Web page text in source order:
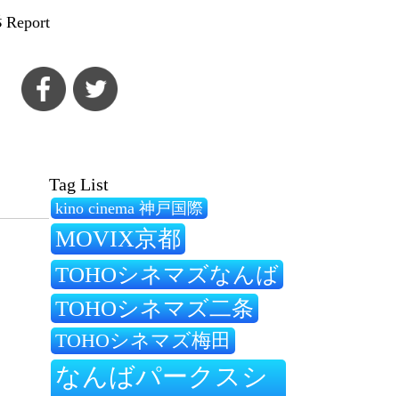
Report
Tag List
kino cinema 神戸国際
MOVIX京都
TOHOシネマズなんば
TOHOシネマズ二条
TOHOシネマズ梅田
なんばパークスシ